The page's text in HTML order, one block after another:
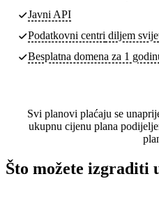
Javni API
Podatkovni centri diljem
Besplatna domena za 1
Svi planovi plaćaju se
ukupnu cijenu plana
Što možete izgraditi